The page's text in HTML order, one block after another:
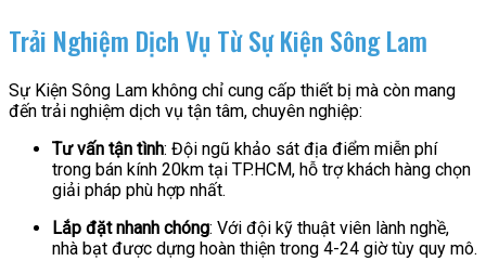
Trải Nghiệm Dịch Vụ Từ Sự Kiện Sông Lam
Sự Kiện Sông Lam không chỉ cung cấp thiết bị mà còn mang
đến trải nghiệm dịch vụ tận tâm, chuyên nghiệp:
Tư vấn tận tình: Đội ngũ khảo sát địa điểm miễn phí
trong bán kính 20km tại TP.HCM, hỗ trợ khách hàng chọn
giải pháp phù hợp nhất.
Lắp đặt nhanh chóng: Với đội kỹ thuật viên lành nghề,
nhà bạt được dựng hoàn thiện trong 4-24 giờ tùy quy mô.